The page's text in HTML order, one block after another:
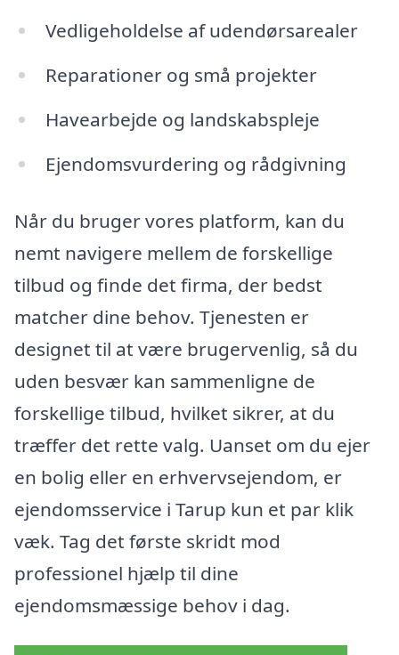
Vedligeholdelse af udendørsarealer
Reparationer og små projekter
Havearbejde og landskabspleje
Ejendomsvurdering og rådgivning
Når du bruger vores platform, kan du
nemt navigere mellem de forskellige
tilbud og finde det firma, der bedst
matcher dine behov. Tjenesten er
designet til at være brugervenlig, så du
uden besvær kan sammenligne de
forskellige tilbud, hvilket sikrer, at du
træffer det rette valg. Uanset om du ejer
en bolig eller en erhvervsejendom, er
ejendomsservice i Tarup kun et par klik
væk. Tag det første skridt mod
professionel hjælp til dine
ejendomsmæssige behov i dag.